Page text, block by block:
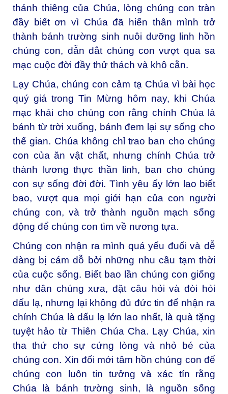
thánh thiêng của Chúa, lòng chúng con tràn
đầy biết ơn vì Chúa đã hiến thân mình trở
thành bánh trường sinh nuôi dưỡng linh hồn
chúng con, dẫn dắt chúng con vượt qua sa
mạc cuộc đời đầy thử thách và khô cằn.
Lạy Chúa, chúng con cảm tạ Chúa vì bài học
quý giá trong Tin Mừng hôm nay, khi Chúa
mạc khải cho chúng con rằng chính Chúa là
bánh từ trời xuống, bánh đem lại sự sống cho
thế gian. Chúa không chỉ trao ban cho chúng
con của ăn vật chất, nhưng chính Chúa trở
thành lương thực thần linh, ban cho chúng
con sự sống đời đời. Tình yêu ấy lớn lao biết
bao, vượt qua mọi giới hạn của con người
chúng con, và trở thành nguồn mạch sống
động để chúng con tìm về nương tựa.
Chúng con nhận ra mình quá yếu đuối và dễ
dàng bị cám dỗ bởi những nhu cầu tạm thời
của cuộc sống. Biết bao lần chúng con giống
như dân chúng xưa, đặt câu hỏi và đòi hỏi
dấu lạ, nhưng lại không đủ đức tin để nhận ra
chính Chúa là dấu lạ lớn lao nhất, là quà tặng
tuyệt hảo từ Thiên Chúa Cha. Lạy Chúa, xin
tha thứ cho sự cứng lòng và nhỏ bé của
chúng con. Xin đổi mới tâm hồn chúng con để
chúng con luôn tin tưởng và xác tín rằng
Chúa là bánh trường sinh, là nguồn sống